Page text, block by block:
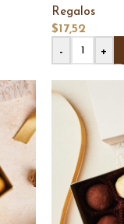
Regalos
$17,52
-
+